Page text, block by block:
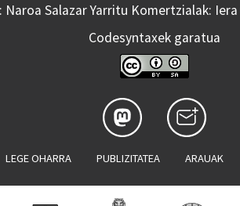
Naroa Salazar Yarritu Komertzialak:
Codesyntaxek garatua
LEGE OHARRA PUBLIZITATEA ARAUAK